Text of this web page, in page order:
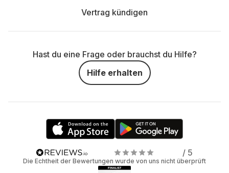
Vertrag kündigen
Hast du eine Frage oder brauchst du Hilfe?
Hilfe erhalten
/ 5
Die Echtheit der Bewertungen wurde von uns nicht überprüft